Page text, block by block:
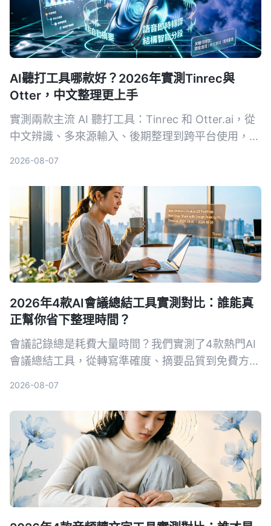
AI聽打工具哪款好？2026年實測Tinrec與
Otter，中文整理更上手
實測兩款主流 AI 聽打工具：Tinrec 和 Otter.ai，從
中文辨識、多來源輸入、後期整理到跨平台使用，五
2026-08-07
2026年4款AI會議總結工具實測對比：誰能真
正幫你省下整理時間？
會議記錄總是耗費大量時間？我們實測了4款熱門AI
會議總結工具，從轉寫準確度、摘要品質到免費方
2026-08-07